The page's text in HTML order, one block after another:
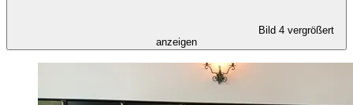
Bild 4 vergrößert
anzeigen